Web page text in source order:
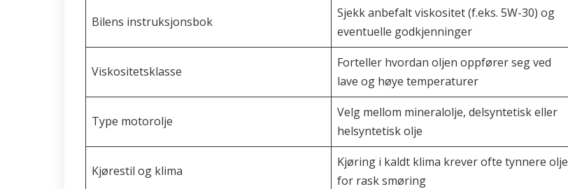
Bilens instruksjonsbok
Sjekk anbefalt viskositet (f.eks. 5W-30) og
eventuelle godkjenninger
Viskositetsklasse
Forteller hvordan oljen oppfører seg ved
lave og høye temperaturer
Type motorolje
Velg mellom mineralolje, delsyntetisk eller
helsyntetisk olje
Kjørestil og klima
Kjøring i kaldt klima krever ofte tynnere olje
for rask smøring